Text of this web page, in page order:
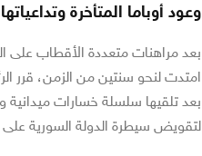
وعود أوباما المتأخرة
بعد مراهنات متعددة الأقطاب على
امتدت لنحو سنتين من الزمن، قرر
بعد تلقيها سلسلة خسارات
لتقويض سيطرة الدولة السورية على